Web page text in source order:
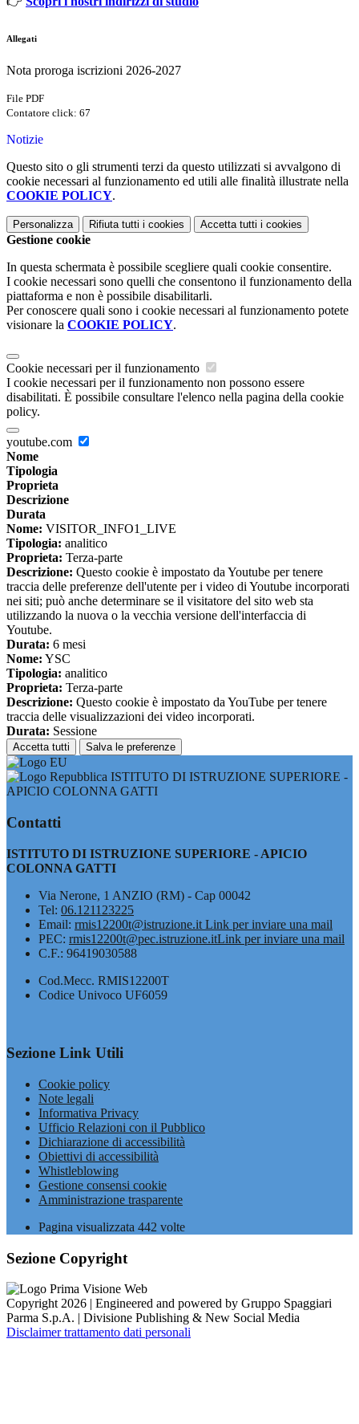
Allegati
Nota proroga iscrizioni 2026-2027
File PDF
Contatore click: 67
Notizie
Questo sito o gli strumenti terzi da questo utilizzati si avvalgono di
cookie necessari al funzionamento ed utili alle finalità illustrate nella
COOKIE POLICY.
Personalizza Rifiuta tutti i cookies Accetta tutti i cookies
Gestione cookie
In questa schermata è possibile scegliere quali cookie consentire.
I cookie necessari sono quelli che consentono il funzionamento della
piattaforma e non è possibile disabilitarli.
Per conoscere quali sono i cookie necessari al funzionamento potete
visionare la COOKIE POLICY.
Cookie necessari per il funzionamento
I cookie necessari per il funzionamento non possono essere
disabilitati. È possibile consultare l'elenco nella pagina della cookie
policy.
youtube.com
Nome
Tipologia
Proprieta
Descrizione
Durata
Nome: VISITOR_INFO1_LIVE
Tipologia: analitico
Proprieta: Terza-parte
Descrizione: Questo cookie è impostato da Youtube per tenere
traccia delle preferenze dell'utente per i video di Youtube incorporati
nei siti; può anche determinare se il visitatore del sito web sta
utilizzando la nuova o la vecchia versione dell'interfaccia di
Youtube.
Durata: 6 mesi
Nome: YSC
Tipologia: analitico
Proprieta: Terza-parte
Descrizione: Questo cookie è impostato da YouTube per tenere
traccia delle visualizzazioni dei video incorporati.
Durata: Sessione
Accetta tutti Salva le preferenze
ISTITUTO DI ISTRUZIONE SUPERIORE -
APICIO COLONNA GATTI
Contatti
ISTITUTO DI ISTRUZIONE SUPERIORE - APICIO
COLONNA GATTI
Via Nerone, 1 ANZIO (RM) - Cap 00042
Tel: 06.121123225
Email: rmis12200t@istruzione.it Link per inviare una mail
PEC: rmis12200t@pec.istruzione.itLink per inviare una mail
C.F.: 96419030588
Cod.Mecc. RMIS12200T
Codice Univoco UF6059
Sezione Link Utili
Cookie policy
Note legali
Informativa Privacy
Ufficio Relazioni con il Pubblico
Dichiarazione di accessibilità
Obiettivi di accessibilità
Whistleblowing
Gestione consensi cookie
Amministrazione trasparente
Pagina visualizzata 442 volte
Sezione Copyright
Copyright 2026 | Engineered and powered by Gruppo Spaggiari
Parma S.p.A. | Divisione Publishing & New Social Media
Disclaimer trattamento dati personali